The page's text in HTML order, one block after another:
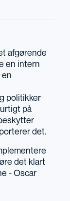
afgørende
en intern
politikker
på
det.
det klart
- Oscar